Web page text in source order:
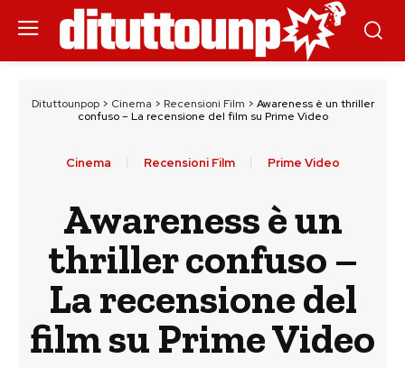
Dituttounpop> Cinema > Recensioni Film > Awareness è un thriller
confuso – La recensione del film su Prime Video
Cinema Recensioni Film Prime Video
Awareness è un
thriller confuso –
La recensione del
film su Prime Video